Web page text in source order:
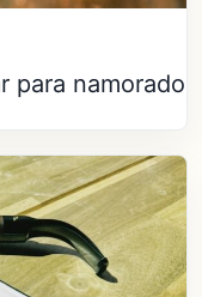
para namorado